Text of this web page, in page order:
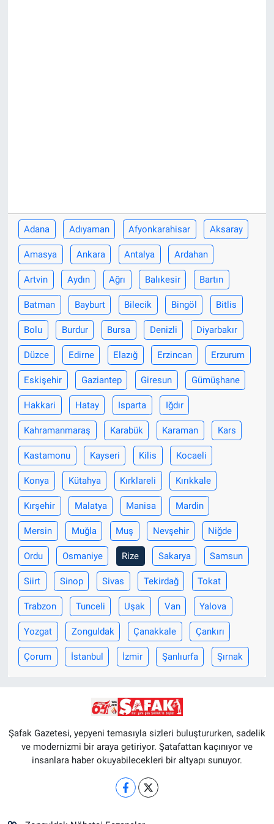
Adana Adıyaman Afyonkarahisar Aksaray
Amasya Ankara Antalya Ardahan
Artvin Aydın Ağrı Balıkesir Bartın
Batman Bayburt Bilecik Bingöl Bitlis
Bolu Burdur Bursa Denizli Diyarbakır
Düzce Edirne Elazığ Erzincan Erzurum
Eskişehir Gaziantep Giresun Gümüşhane
Hakkari Hatay Isparta Iğdır
Kahramanmaraş Karabük Karaman Kars
Kastamonu Kayseri Kilis Kocaeli
Konya Kütahya Kırklareli Kırıkkale
Kırşehir Malatya Manisa Mardin
Mersin Muğla Muş Nevşehir Niğde
Ordu Osmaniye Rize Sakarya Samsun
Siirt Sinop Sivas Tekirdağ Tokat
Trabzon Tunceli Uşak Van Yalova
Yozgat Zonguldak Çanakkale Çankırı
Çorum İstanbul İzmir Şanlıurfa Şırnak
Şafak Gazetesi, yepyeni temasıyla sizleri buluştururken, sadelik
ve modernizmi bir araya getiriyor. Şatafattan kaçınıyor ve
insanlara haber okuyabilecekleri bir altyapı sunuyor.